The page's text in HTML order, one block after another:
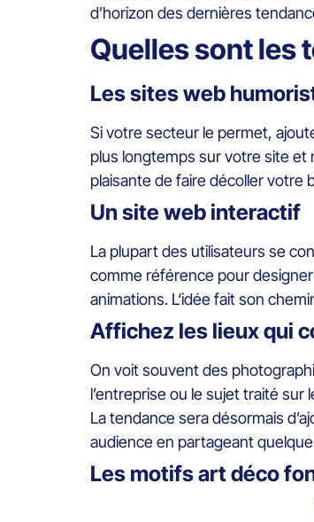
d’horizon des dernières
Quelles sont les
Les sites web
Si votre secteur le permet,
plus longtemps sur votre site et
plaisante de faire décoller votre
Un site web interactif
La plupart des utilisateurs se
comme référence pour
animations. L‘idée fait son
Affichez les lieux qui
On voit souvent des
l’entreprise ou le sujet traité sur
La tendance sera désormais
audience en partageant
Les motifs art déco